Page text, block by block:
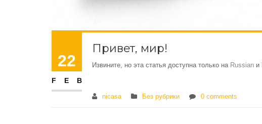
22
FEB
Привет, мир!
Извините, но эта статья доступна только на Russian и
nicasa Без рубрики 0 comments